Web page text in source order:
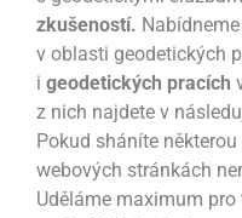
zkušeností.
v oblasti geodetických
i geodetických pracích
z nich najdete v
Pokud sháníte
webových stránkách
Uděláme maximum